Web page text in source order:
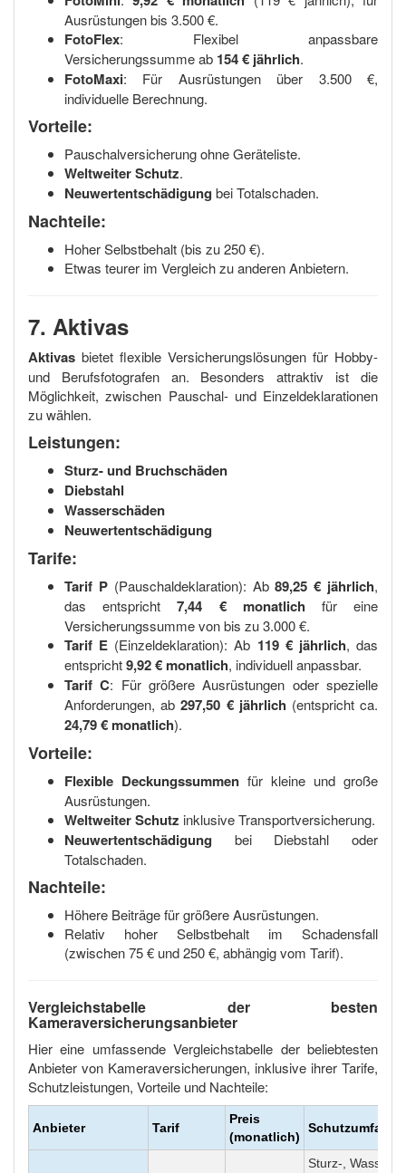
Ausrüstungen bis 3.500 €.
FotoFlex: Flexibel anpassbare
Versicherungssumme ab 154 € jährlich.
FotoMaxi: Für Ausrüstungen über 3.500 €,
individuelle Berechnung.
Vorteile:
Pauschalversicherung ohne Geräteliste.
Weltweiter Schutz.
Neuwertentschädigung bei Totalschaden.
Nachteile:
Hoher Selbstbehalt (bis zu 250 €).
Etwas teurer im Vergleich zu anderen Anbietern.
7. Aktivas
Aktivas bietet flexible Versicherungslösungen für Hobby-
und Berufsfotografen an. Besonders attraktiv ist die
Möglichkeit, zwischen Pauschal- und Einzeldeklarationen
zu wählen.
Leistungen:
Sturz- und Bruchschäden
Diebstahl
Wasserschäden
Neuwertentschädigung
Tarife:
Tarif P(Pauschaldeklaration): Ab89,25 € jährlich,
das entspricht7,44 € monatlich für eine
Versicherungssumme von bis zu 3.000 €.
Tarif E (Einzeldeklaration): Ab 119 € jährlich, das
entspricht9,92 € monatlich, individuell anpassbar.
Tarif C: Für größere Ausrüstungen oder spezielle
Anforderungen, ab297,50 € jährlich (entspricht ca.
24,79 € monatlich).
Vorteile:
Flexible Deckungssummen für kleine und große
Ausrüstungen.
Weltweiter Schutz inklusive Transportversicherung.
Neuwertentschädigung bei Diebstahl oder
Totalschaden.
Nachteile:
Höhere Beiträge für größere Ausrüstungen.
Relativ hoher Selbstbehalt im Schadensfall
(zwischen 75 € und 250 €, abhängig vom Tarif).
Vergleichstabelle der besten
Kameraversicherungsanbieter
Hier eine umfassende Vergleichstabelle der beliebtesten
Anbieter von Kameraversicherungen, inklusive ihrer Tarife,
Schutzleistungen, Vorteile und Nachteile:
Anbieter Tarif
Preis
(monatlich)
Schutzumfang
Sturz-, Wasser-,